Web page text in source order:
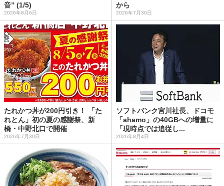
音” (1/5)
2026年8月6日
から
2026年7月30日
たれかつ丼が200円引き！ 「た
れとん」初の夏の感謝祭、新
橋・中野北口で開催
2026年7月30日
ソフトバンク宮川社長、ドコモ
「ahamo」の40GBへの増量に
「現時点では追従し...
2026年8月4日